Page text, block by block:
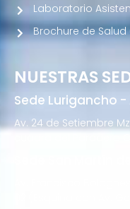
NUESTRAS
Sede Lurigancho -
Av. 24 de Setiembre
cuadra del Paradero
Av. Francisco
02 (Esquina con Av.
Laboratorio
Brochure de